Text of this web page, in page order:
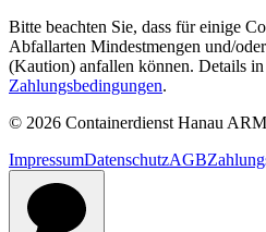
Bitte beachten Sie, dass für einige
Abfallarten Mindestmengen und/
(Kaution) anfallen können. Details in
Zahlungsbedingungen.
© 2026 Containerdienst Hanau
ImpressumDatenschutzAGB